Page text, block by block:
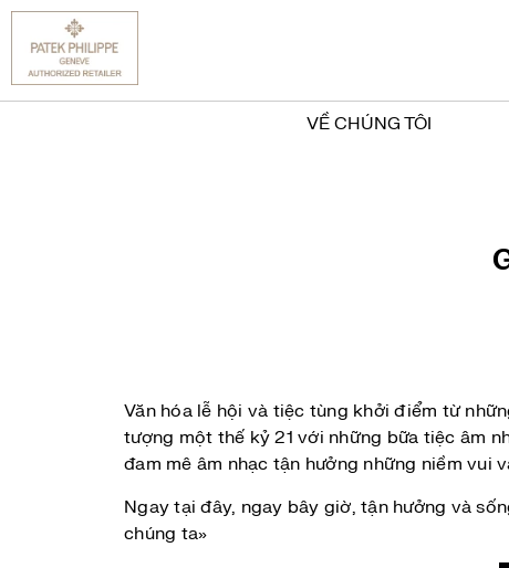
VỀ CHÚNG TÔI
Văn hóa lễ hội và tiệc tùng khởi điểm từ
tượng một thế kỷ 21 với những bữa tiệc âm
đam mê âm nhạc tận hưởng những niềm vui
Ngay tại đây, ngay bây giờ, tận hưởng và
chúng ta»